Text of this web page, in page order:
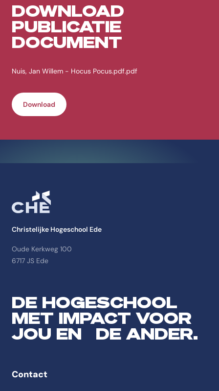
DOWNLOAD
PUBLICATIE
DOCUMENT
Nuis, Jan Willem - Hocus Pocus.pdf.pdf
Download
Christelijke Hogeschool Ede
Oude Kerkweg 100
6717 JS Ede
DE HOGESCHOOL
MET IMPACT VOOR
JOU EN DE ANDER.
Contact